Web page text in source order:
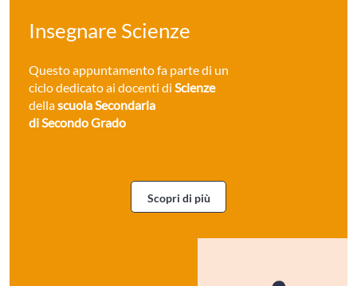
Insegnare Scienze
Questo appuntamento fa parte di un
ciclo dedicato ai docenti di Scienze
dellascuola Secondaria
di Secondo Grado
Scopri di più